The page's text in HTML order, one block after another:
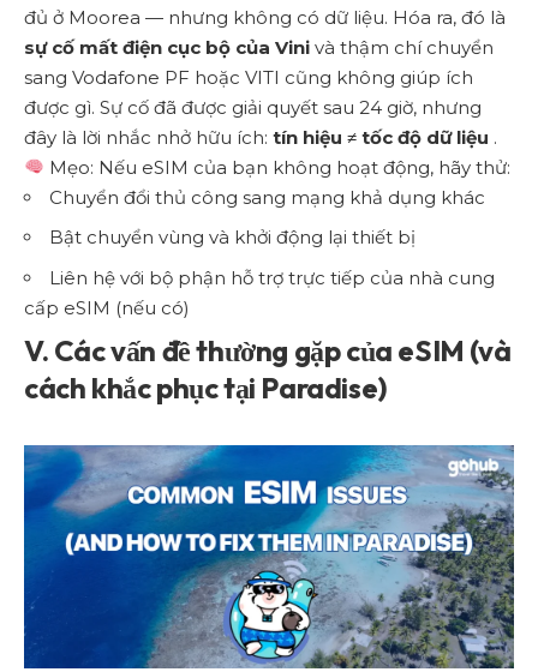
đủ ở Moorea — nhưng không có dữ liệu. Hóa ra, đó là
sự cố mất điện cục bộ của Vini và thậm chí chuyển
sang Vodafone PF hoặc VITI cũng không giúp ích
được gì. Sự cố đã được giải quyết sau 24 giờ, nhưng
đây là lời nhắc nhở hữu ích: tín hiệu ≠ tốc độ dữ liệu .
Mẹo: Nếu eSIM của bạn không hoạt động, hãy thử:
Chuyển đổi thủ công sang mạng khả dụng khác
Bật chuyển vùng và khởi động lại thiết bị
Liên hệ với bộ phận hỗ trợ trực tiếp của nhà cung
cấp eSIM (nếu có)
V. Các vấn đề thường gặp của eSIM (và
cách khắc phục tại Paradise)